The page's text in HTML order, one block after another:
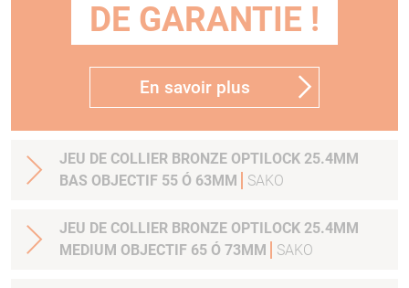
DE GARANTIE !
En savoir plus
JEU DE COLLIER BRONZE OPTILOCK 25.4MM
BAS OBJECTIF 55 Ó 63MM
SAKO
JEU DE COLLIER BRONZE OPTILOCK 25.4MM
MEDIUM OBJECTIF 65 Ó 73MM
SAKO